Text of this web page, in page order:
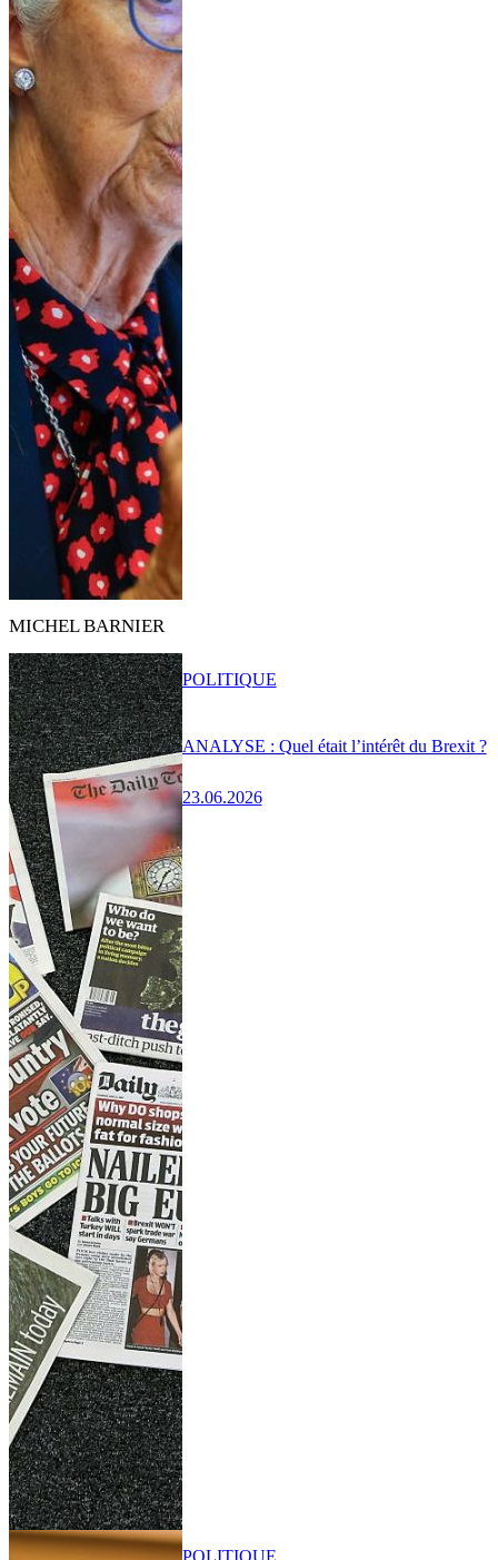
MICHEL BARNIER
ANALYSE : Quel était l’intérêt du Brexit ?
23.06.2026
POLITIQUE
POLITIQUE